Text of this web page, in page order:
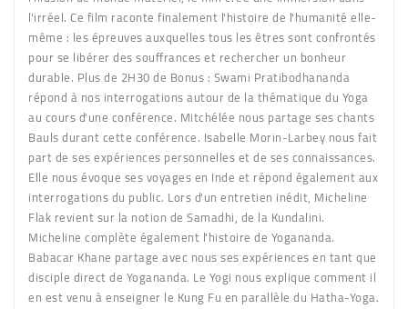
l'irréel. Ce film raconte finalement l'histoire de l'humanité elle-
même : les épreuves auxquelles tous les êtres sont confrontés
pour se libérer des souffrances et rechercher un bonheur
durable. Plus de 2H30 de Bonus : Swami Pratibodhananda
répond à nos interrogations autour de la thématique du Yoga
au cours d'une conférence. Mitchélée nous partage ses chants
Bauls durant cette conférence. Isabelle Morin-Larbey nous fait
part de ses expériences personnelles et de ses connaissances.
Elle nous évoque ses voyages en Inde et répond également aux
interrogations du public. Lors d'un entretien inédit, Micheline
Flak revient sur la notion de Samadhi, de la Kundalini.
Micheline complète également l'histoire de Yogananda.
Babacar Khane partage avec nous ses expériences en tant que
disciple direct de Yogananda. Le Yogi nous explique comment il
en est venu à enseigner le Kung Fu en parallèle du Hatha-Yoga.